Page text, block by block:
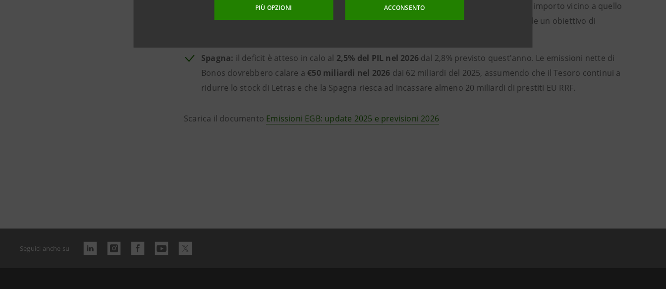
PIÙ OPZIONI ACCONSENTO
le emissioni lorde di OAT per il 2026 sono stimate intorno a
, un importo vicino a quello
stimato per il 2025. Il governo ha annunciato il nuovo piano di bilancio 2026, che include un obiettivo di
Spagna: il deficit è atteso in calo al 2,5% del PIL nel 2026 dal 2,8% previsto quest'anno. Le emissioni nette di
Bonos dovrebbero calare a €50 miliardi nel 2026 dai 62 miliardi del 2025, assumendo che il Tesoro continui a
ridurre lo stock di Letras e che la Spagna riesca ad incassare almeno 20 miliardi di prestiti EU RRF.
Scarica il documento Emissioni EGB: update 2025 e previsioni 2026
Seguici anche su